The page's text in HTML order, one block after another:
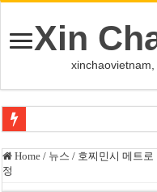
Xin
쩐 타인 먼 베트남 국회의장 “
싱가포르 하오마트, 마지막 프
Home / 뉴스 / 호찌민시 메트로
정